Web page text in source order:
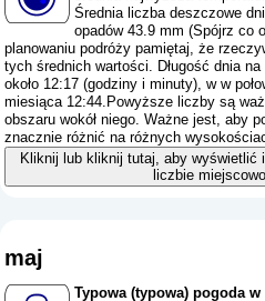
Średnia liczba deszczowe
opadów 43.9 mm (Spójrz co
planowaniu podróży pamiętaj, że
tych średnich wartości. Długość dnia
około 12:17 (godziny i minuty), w w
miesiąca 12:44.Powyższe liczby są
obszaru wokół niego. Ważne jest, aby
znacznie różnić na różnych
Kliknij lub kliknij tutaj, aby wyświetlić
liczbie
maj
Typowa (typowa) pogoda